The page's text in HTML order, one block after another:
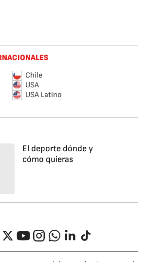
Chile
USA
USA Latino
El deporte dónde y
cómo quieras
TwitterYouTubeInstagramWhatsappLinkedIn
TikTok